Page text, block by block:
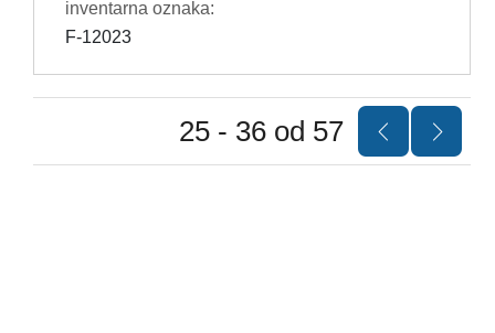
inventarna oznaka:
F-12023
25 - 36 od 57